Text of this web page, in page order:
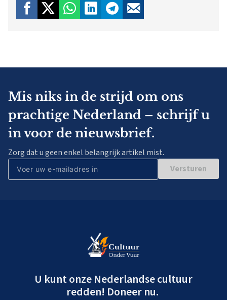
Mis niks in de strijd om ons
prachtige Nederland – schrijf u
in voor de nieuwsbrief.
Zorg dat u geen enkel belangrijk artikel mist.
Versturen
U kunt onze Nederlandse cultuur
redden! Doneer nu.